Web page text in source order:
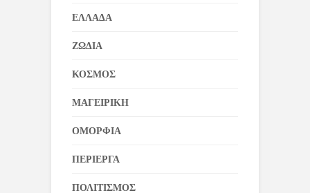
ΕΛΛΑΔΑ
ΖΩΔΙΑ
ΚΟΣΜΟΣ
ΜΑΓΕΙΡΙΚΗ
ΟΜΟΡΦΙΑ
ΠΕΡΙΕΡΓΑ
ΠΟΛΙΤΙΣΜΟΣ